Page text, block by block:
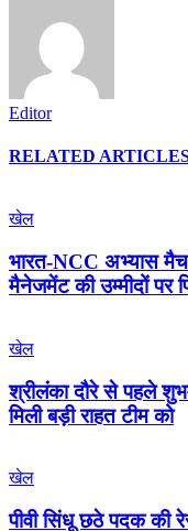
Editor
RELATED
खेल
भारत-NCC अभ्यास
मैनेजमेंट की उम्मीदों पर
खेल
श्रीलंका दौरे से पहले
मिली बड़ी राहत टीम को
खेल
पीवी सिंधू छठे पदक की